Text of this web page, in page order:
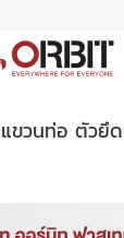
ขวนท่อ ตัวยึ